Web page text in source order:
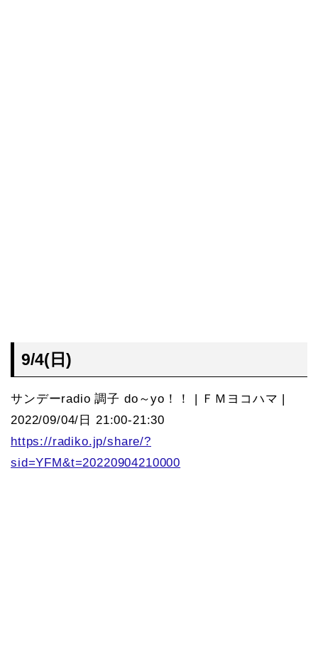
9/4(日)
サンデーradio 調子 do～yo！！ | ＦＭヨコハマ |
2022/09/04/日 21:00-21:30
https://radiko.jp/share/?
sid=YFM&t=20220904210000